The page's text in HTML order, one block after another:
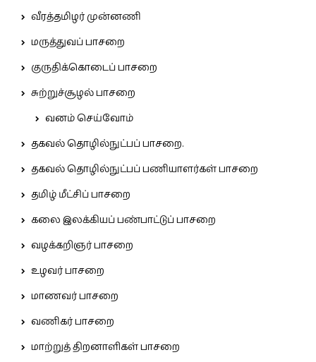
வீரத்தமிழர் முன்னணி
மருத்துவப் பாசறை
குருதிக்கொடைப் பாசறை
சுற்றுச்சூழல் பாசறை
வனம் செய்வோம்
தகவல் தொழில்நுட்பப் பாசறை.
தகவல் தொழில்நுட்பப் பணியாளர்கள் பாசறை
தமிழ் மீட்சிப் பாசறை
கலை இலக்கியப் பண்பாட்டுப் பாசறை
வழக்கறிஞர் பாசறை
உழவர் பாசறை
மாணவர் பாசறை
வணிகர் பாசறை
மாற்றுத் திறனாளிகள் பாசறை